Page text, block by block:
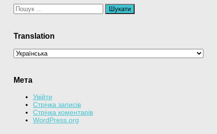
Пошук:
Translation
Мета
Увійти
Стрічка записів
Стрічка коментарів
WordPress.org